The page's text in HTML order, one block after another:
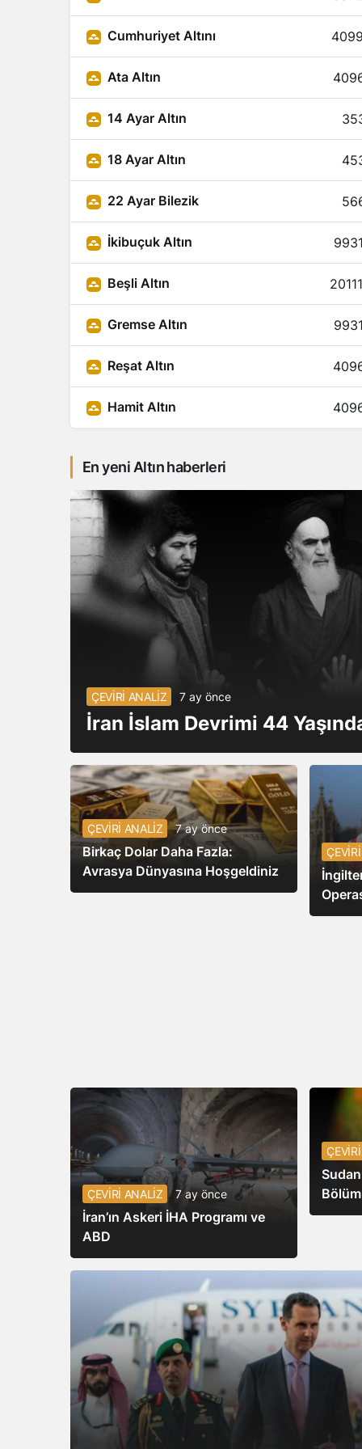
Cumhuriyet Altını
Ata Altın
14 Ayar Altın
18 Ayar Altın
22 Ayar Bilezik
İkibuçuk Altın
Beşli Altın
Gremse Altın
Reşat Altın
Hamit Altın
En yeni Altın haberleri
ÇEVİRİ ANALİZ 7 ay önce
İran İslam Devrimi 44
ÇEVİRİ ANALİZ 7 ay önce
Birkaç Dolar Daha Fazla:
Avrasya Dünyasına Hoşgeldiniz
ÇEVİRİ ANALİZ 7 ay önce
İran’ın Askeri İHA Programı ve
ABD